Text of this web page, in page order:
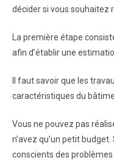
décider si vous souhaitez
La première étape
afin d’établir une
Il faut savoir que les
caractéristiques du
Vous ne pouvez pas
n’avez qu’un petit
conscients des